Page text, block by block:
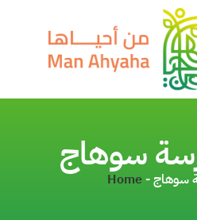
سوهاج
Home -سوهاج